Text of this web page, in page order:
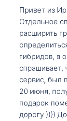
Привет из
Отдельное
расширить
гибридов, в
спрашивает,
сервис, был
20 июня,
подарок
дорогу ))))